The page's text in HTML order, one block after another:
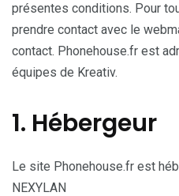
présentes conditions. Pour
prendre contact avec le
contact. Phonehouse.fr est
équipes de Kreativ.
1. Hébergeur
Le site Phonehouse.fr est
NEXYLAN